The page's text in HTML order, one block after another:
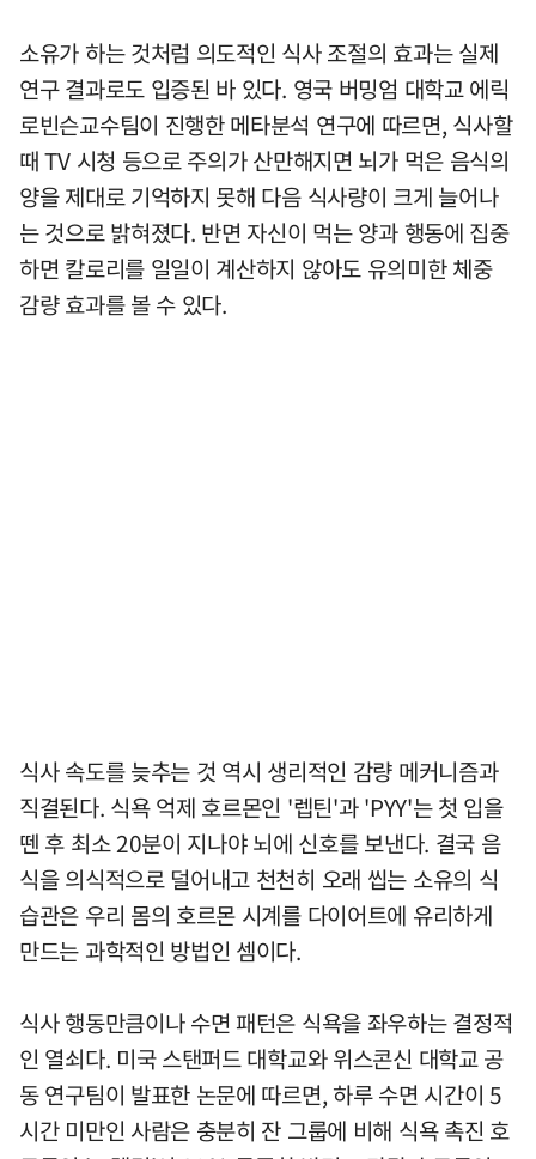
소유가 하는 것처럼 의도적인 식사 조절의 효과는 실제
연구 결과로도 입증된 바 있다. 영국 버밍엄 대학교 에릭
로빈슨교수팀이 진행한 메타분석 연구에 따르면, 식사할
때 TV 시청 등으로 주의가 산만해지면 뇌가 먹은 음식의
양을 제대로 기억하지 못해 다음 식사량이 크게 늘어나
는 것으로 밝혀졌다. 반면 자신이 먹는 양과 행동에 집중
하면 칼로리를 일일이 계산하지 않아도 유의미한 체중
감량 효과를 볼 수 있다.
식사 속도를 늦추는 것 역시 생리적인 감량 메커니즘과
직결된다. 식욕 억제 호르몬인 '렙틴'과 'PYY'는 첫 입을
뗀 후 최소 20분이 지나야 뇌에 신호를 보낸다. 결국 음
식을 의식적으로 덜어내고 천천히 오래 씹는 소유의 식
습관은 우리 몸의 호르몬 시계를 다이어트에 유리하게
만드는 과학적인 방법인 셈이다.
식사 행동만큼이나 수면 패턴은 식욕을 좌우하는 결정적
인 열쇠다. 미국 스탠퍼드 대학교와 위스콘신 대학교 공
동 연구팀이 발표한 논문에 따르면, 하루 수면 시간이 5
시간 미만인 사람은 충분히 잔 그룹에 비해 식욕 촉진 호